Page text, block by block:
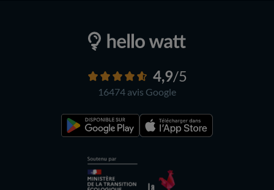
4,9/5
16474 avis Google